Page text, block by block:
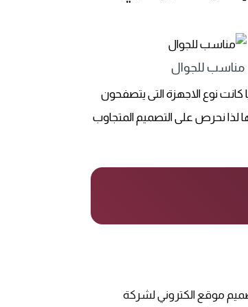
مناسب للجوال
كانت نوع الاجهزة التى يتصفحون
لذا نحرص على التصميم المتجاوب